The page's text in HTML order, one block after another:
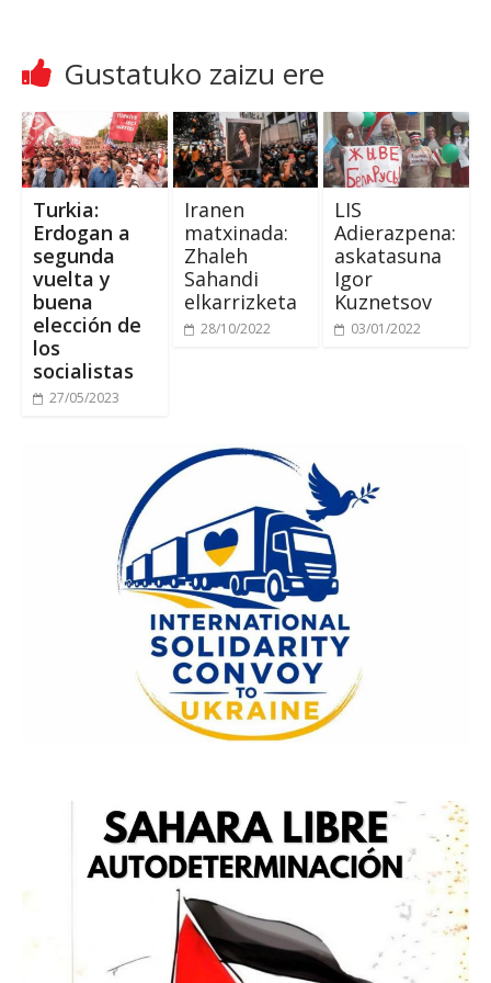
Gustatuko zaizu ere
Turkia:
Erdogan a
segunda
vuelta y
buena
elección de
los
socialistas
27/05/2023
Iranen
matxinada:
Zhaleh
Sahandi
elkarrizketa
28/10/2022
LIS
Adierazpena:
askatasuna
Igor
Kuznetsov
03/01/2022